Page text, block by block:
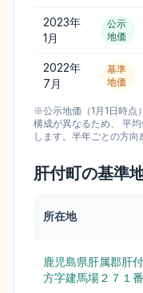
2023年
1月
公示
地価
2022年
7月
基準
地価
※公示地価（1月1日時点
構成が異なるため、 平
します。半年ごとの方向
肝付町の基準
所在地
鹿児島県肝属郡肝
方字建馬場２７１